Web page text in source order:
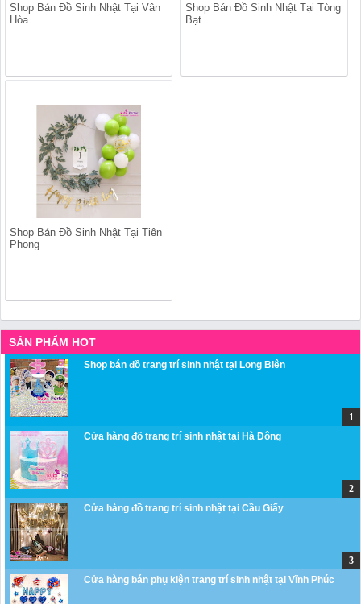
Shop Bán Đồ Sinh Nhật Tại Vân
Hòa
Shop Bán Đồ Sinh Nhật Tại Tòng
Bạt
Shop Bán Đồ Sinh Nhật Tại Tiên
Phong
SẢN PHẨM HOT
Shop bán đồ trang trí sinh nhật tại Long Biên
Cửa hàng đồ trang trí sinh nhật tại Hà Đông
Cửa hàng đồ trang trí sinh nhật tại Cầu Giấy
Cửa hàng bán phụ kiện trang trí sinh nhật tại Vĩnh Phúc